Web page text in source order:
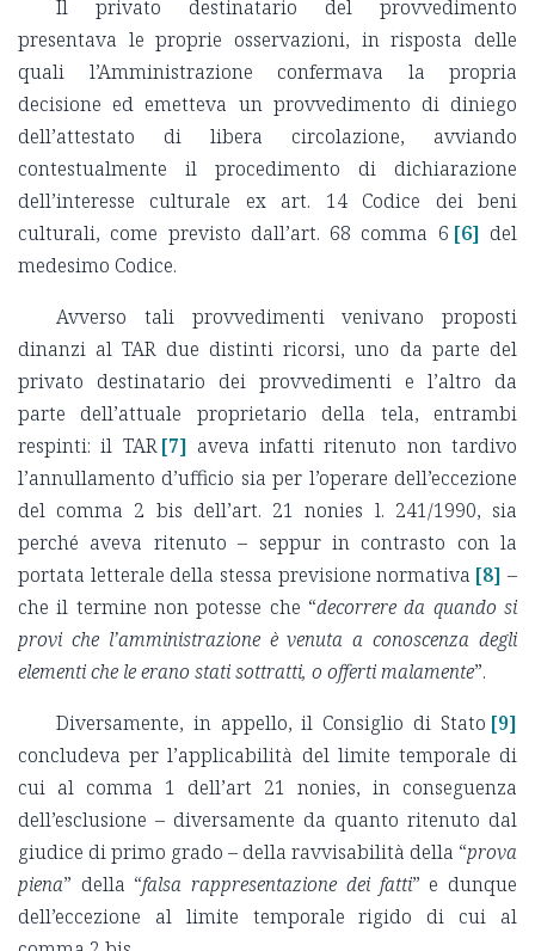
Il privato destinatario del provvedimento
presentava le proprie osservazioni, in risposta delle
quali l’Amministrazione confermava la propria
decisione ed emetteva un provvedimento di diniego
dell’attestato di libera circolazione, avviando
contestualmente il procedimento di dichiarazione
dell’interesse culturale ex art. 14 Codice dei beni
culturali, come previsto dall’art. 68 comma 6 [6] del
medesimo Codice.
Avverso tali provvedimenti venivano proposti
dinanzi al TAR due distinti ricorsi, uno da parte del
privato destinatario dei provvedimenti e l’altro da
parte dell’attuale proprietario della tela, entrambi
respinti: il TAR [7] aveva infatti ritenuto non tardivo
l’annullamento d’ufficio sia per l’operare dell’eccezione
del comma 2 bis dell’art. 21 nonies l. 241/1990, sia
perché aveva ritenuto – seppur in contrasto con la
portata letterale della stessa previsione normativa [8] –
che il termine non potesse che “decorrere da quando si
provi che l’amministrazione è venuta a conoscenza degli
elementi che le erano stati sottratti, o offerti malamente”.
Diversamente, in appello, il Consiglio di Stato [9]
concludeva per l’applicabilità del limite temporale di
cui al comma 1 dell’art 21 nonies, in conseguenza
dell’esclusione – diversamente da quanto ritenuto dal
giudice di primo grado – della ravvisabilità della “prova
piena” della “falsa rappresentazione dei fatti” e dunque
dell’eccezione al limite temporale rigido di cui al